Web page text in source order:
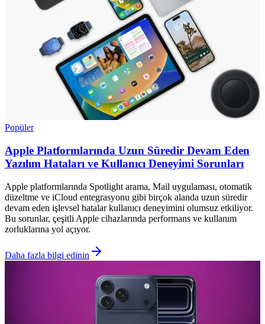
Popüler
Apple Platformlarında Uzun Süredir Devam Eden
Yazılım Hataları ve Kullanıcı Deneyimi Sorunları
Apple platformlarında Spotlight arama, Mail uygulaması, otomatik
düzeltme ve iCloud entegrasyonu gibi birçok alanda uzun süredir
devam eden işlevsel hatalar kullanıcı deneyimini olumsuz etkiliyor.
Bu sorunlar, çeşitli Apple cihazlarında performans ve kullanım
zorluklarına yol açıyor.
Daha fazla bilgi edinin